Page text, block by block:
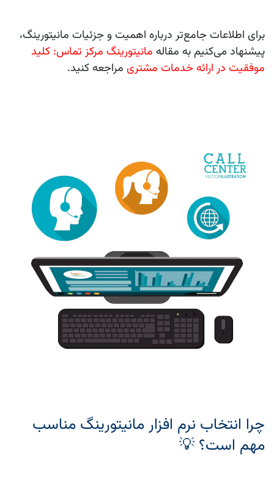
برای اطلاعات جامع‌تر درباره اهمیت و جزئیات مانیتورینگ،
پیشنهاد می‌کنیم به مقاله مانیتورینگ مرکز تماس: کلید
موفقیت در ارائه خدمات مشتری مراجعه کنید.
چرا انتخاب نرم‌ افزار مانیتورینگ مناسب
مهم است؟ 💡